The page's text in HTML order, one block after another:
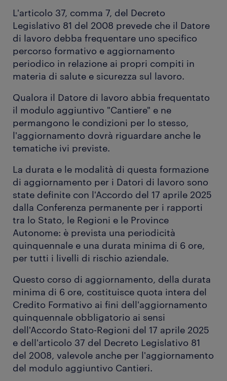
L'articolo 37, comma 7, del Decreto
Legislativo 81 del 2008 prevede che il Datore
di lavoro debba frequentare uno specifico
percorso formativo e aggiornamento
periodico in relazione ai propri compiti in
materia di salute e sicurezza sul lavoro.
Qualora il Datore di lavoro abbia frequentato
il modulo aggiuntivo "Cantiere" e ne
permangono le condizioni per lo stesso,
l'aggiornamento dovrà riguardare anche le
tematiche ivi previste.
La durata e le modalità di questa formazione
di aggiornamento per i Datori di lavoro sono
state definite con l'Accordo del 17 aprile 2025
dalla Conferenza permanente per i rapporti
tra lo Stato, le Regioni e le Province
Autonome: è prevista una periodicità
quinquennale e una durata minima di 6 ore,
per tutti i livelli di rischio aziendale.
Questo corso di aggiornamento, della durata
minima di 6 ore, costituisce quota intera del
Credito Formativo ai fini dell'aggiornamento
quinquennale obbligatorio ai sensi
dell'Accordo Stato-Regioni del 17 aprile 2025
e dell'articolo 37 del Decreto Legislativo 81
del 2008, valevole anche per l'aggiornamento
del modulo aggiuntivo Cantieri.